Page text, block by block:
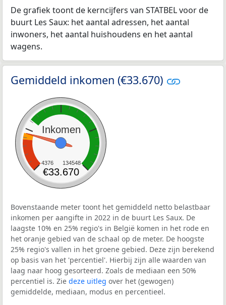
De grafiek toont de kerncijfers van STATBEL voor de
buurt Les Saux: het aantal adressen, het aantal
inwoners, het aantal huishoudens en het aantal
wagens.
Gemiddeld inkomen (€33.670)
Inkomen
4376 134548
€33.670
Bovenstaande meter toont het gemiddeld netto belastbaar
inkomen per aangifte in 2022 in de buurt Les Saux. De
laagste 10% en 25% regio's in België komen in het rode en
het oranje gebied van de schaal op de meter. De hoogste
25% regio's vallen in het groene gebied. Deze zijn berekend
op basis van het 'percentiel'. Hierbij zijn alle waarden van
laag naar hoog gesorteerd. Zoals de mediaan een 50%
percentiel is. Zie deze uitleg over het (gewogen)
gemiddelde, mediaan, modus en percentieel.